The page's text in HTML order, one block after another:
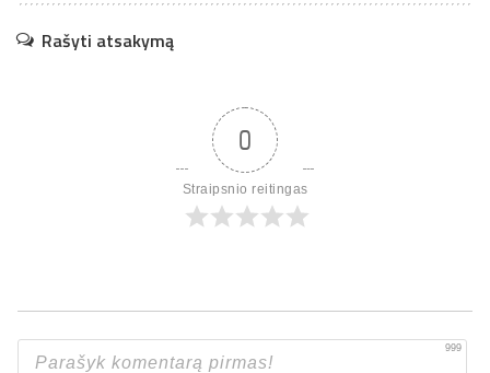
Rašyti atsakymą
0
Straipsnio reitingas
999